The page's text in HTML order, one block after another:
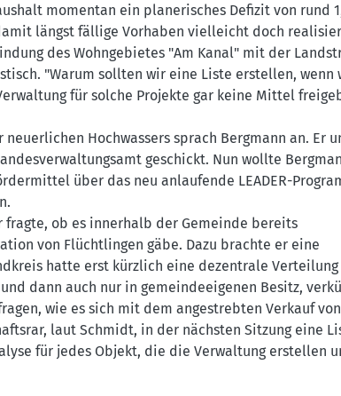
momentan ein planerisches Defizit von rund
längst fällige Vorhaben vielleicht doch
des Wohngebietes "Am Kanal" mit der
"Warum sollten wir eine Liste erstellen, wenn
für solche Projekte gar keine Mittel
Hochwassers sprach Bergmann an. Er
geschickt. Nun wollte
über das neu anlaufende LEADER-
ob es innerhalb der Gemeinde bereits
von Flüchtlingen gäbe. Dazu brachte er eine
hatte erst kürzlich eine dezentrale
dann auch nur in gemeindeeigenen Besitz,
wie es sich mit dem angestrebten Verkauf von
laut Schmidt, in der nächsten Sitzung eine
für jedes Objekt, die die Verwaltung erstellen